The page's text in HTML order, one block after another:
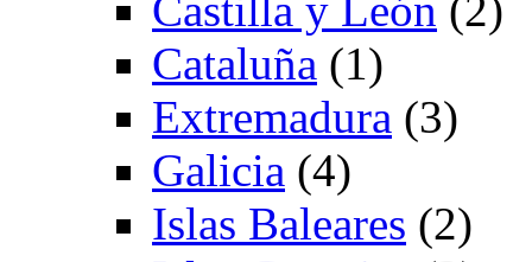
Castilla y León (2)
Cataluña (1)
Extremadura (3)
Galicia (4)
Islas Baleares (2)